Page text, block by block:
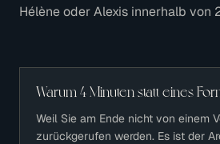
Hélène oder Alexis innerhalb von
Warum 4 Minuten statt eines
Weil Sie am Ende nicht von einem
zurückgerufen werden. Es ist der